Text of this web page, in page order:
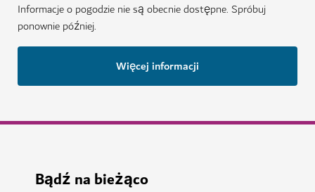
Informacje o pogodzie nie są obecnie dostępne. Spróbuj
ponownie później.
Więcej informacji
Bądź na bieżąco